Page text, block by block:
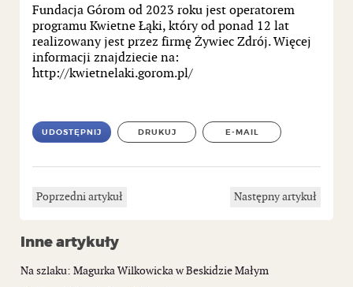
Fundacja Górom od 2023 roku jest operatorem
programu Kwietne Łąki, który od ponad 12 lat
realizowany jest przez firmę Żywiec Zdrój. Więcej
informacji znajdziecie na:
http://kwietnelaki.gorom.pl/
UDOSTĘPNIJ DRUKUJ E-MAIL
Poprzedni artykuł Następny artykuł
Inne artykuły
Na szlaku: Magurka Wilkowicka w Beskidzie Małym